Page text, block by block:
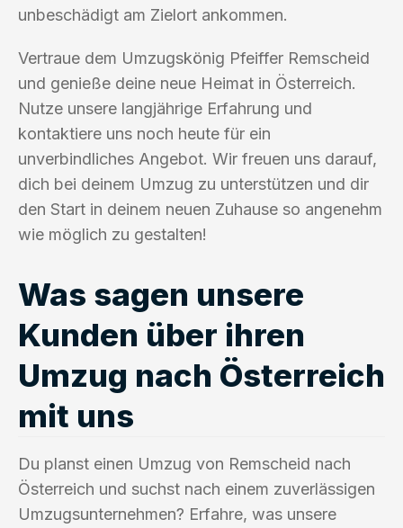
unbeschädigt am Zielort ankommen.
Vertraue dem Umzugskönig Pfeiffer Remscheid
und genieße deine neue Heimat in Österreich.
Nutze unsere langjährige Erfahrung und
kontaktiere uns noch heute für ein
unverbindliches Angebot. Wir freuen uns darauf,
dich bei deinem Umzug zu unterstützen und dir
den Start in deinem neuen Zuhause so angenehm
wie möglich zu gestalten!
Was sagen unsere
Kunden über ihren
Umzug nach Österreich
mit uns
Du planst einen Umzug von Remscheid nach
Österreich und suchst nach einem zuverlässigen
Umzugsunternehmen? Erfahre, was unsere